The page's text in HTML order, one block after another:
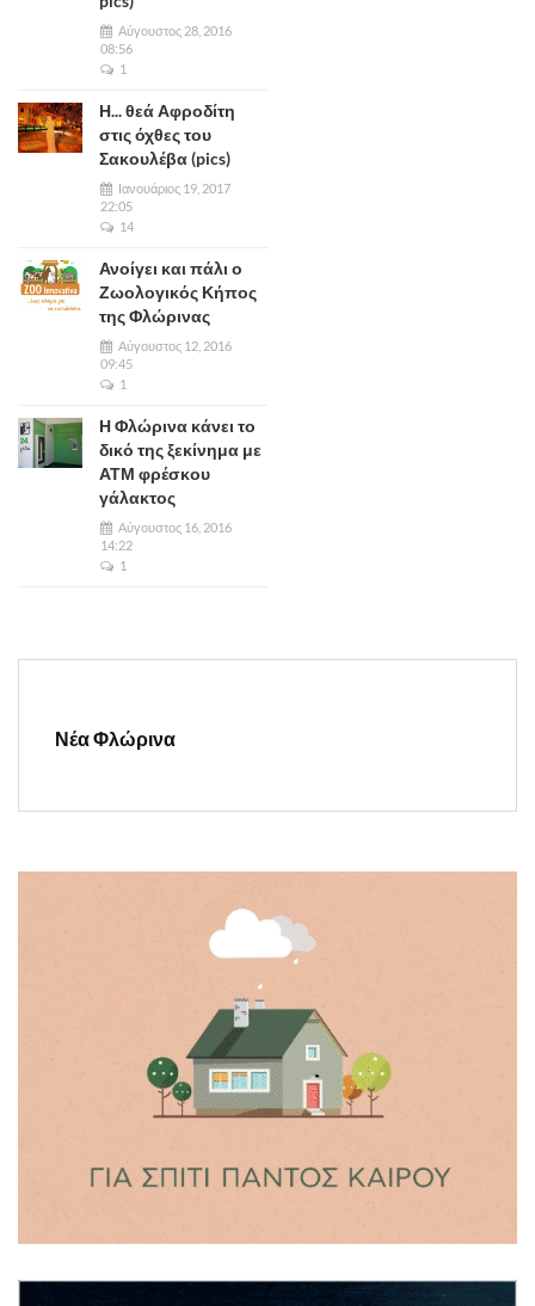
Αύγουστος 28, 2016
08:56
1
Η... θεά Αφροδίτη
στις όχθες του
Σακουλέβα (pics)
Ιανουάριος 19, 2017
22:05
14
Ανοίγει και πάλι ο
Ζωολογικός Κήπος
της Φλώρινας
Αύγουστος 12, 2016
09:45
1
Η Φλώρινα κάνει το
δικό της ξεκίνημα με
ΑΤΜ φρέσκου
γάλακτος
Αύγουστος 16, 2016
14:22
1
Νέα Φλώρινα